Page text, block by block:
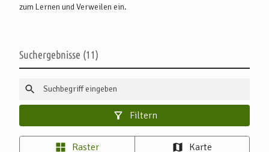
zum Lernen und Verweilen ein.
Suchergebnisse 11
Filtern
Raster Karte